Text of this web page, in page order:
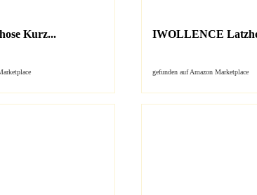
Kurz... IWOLLENCE
gefunden auf Amazon Marketplace